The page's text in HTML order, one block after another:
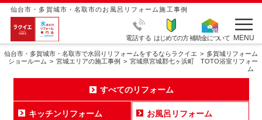
仙台市・多賀城市・名取市のお風呂リフォーム施工事例
電話する はじめての方補助金について MENU
仙台市・多賀城市・名取市で水回りリフォームをするならラクイエ
多賀城リフォーム
ショールーム
宮城エリアの施工事例
宮城県宮城郡七ヶ浜町 TOTO浴室リフォー
ム
すべてのリフォーム
キッチンリフォーム お風呂リフォーム